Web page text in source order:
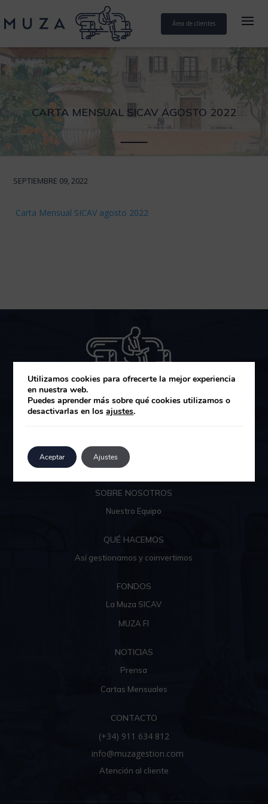
Área de clientes
CARTA MENSUAL SICAV AGOSTO 2022
SEPTIEMBRE 09, 2022
Carta Mensual SICAV agosto 2022
MUZA GESTIÓN DE ACTIVOS SGIIC
Área de clientes
SOBRE NOSOTROS
Nuestro Equipo
QUÉ HACEMOS
Así gestionamos y coinvertimos
FONDOS
La Muza SICAV
MUZA FI
NOTICIAS
Prensa
Cartas Mensuales
CONTACTO
(+34) 911 634 812
info@muzagestion.com
Atención al cliente
Utilizamos cookies para ofrecerte la mejor experiencia
en nuestra web.
Puedes aprender más sobre qué cookies utilizamos o
desactivarlas en losajustes.
Aceptar Ajustes